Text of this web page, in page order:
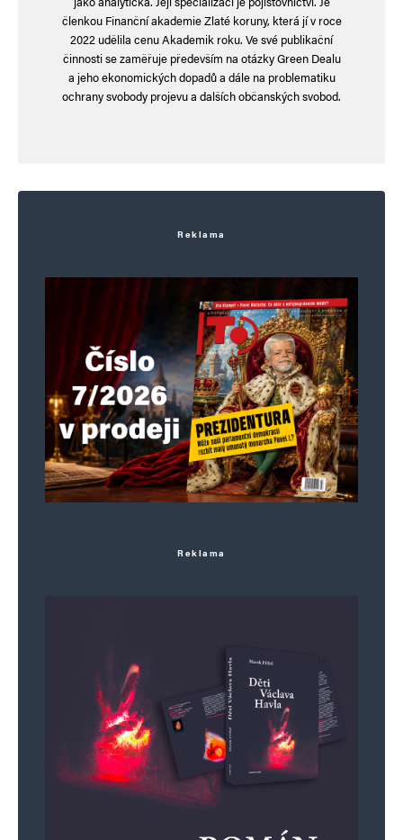
Vaše e-mailová adresa nebude zveřejněna.Vyžadované informace jsou
*
Jméno*
Webová stránka
Uložit do prohlížeče jméno, e-mail a webovou stránku pro budoucí
komentáře.
Informujte mě o nových komentářích e-mailem.
Informujte mě o nových příspěvcích e-mailem.
členkou Finanční akademie Zlaté koruny, která jí v roce
2022 udělila cenu Akademik roku. Ve své publikační
činnosti se zaměřuje především na otázky Green Dealu
a jeho ekonomických dopadů a dále na problematiku
ochrany svobody projevu a dalších občanských svobod.
Reklama
Reklama